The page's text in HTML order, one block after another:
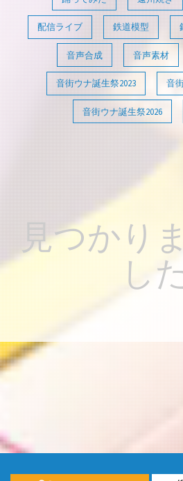
配信ライブ 鉄道模型
音声合成 音声素材
音街ウナ誕生祭2023 音
音街ウナ誕生祭2026
見つかり
し